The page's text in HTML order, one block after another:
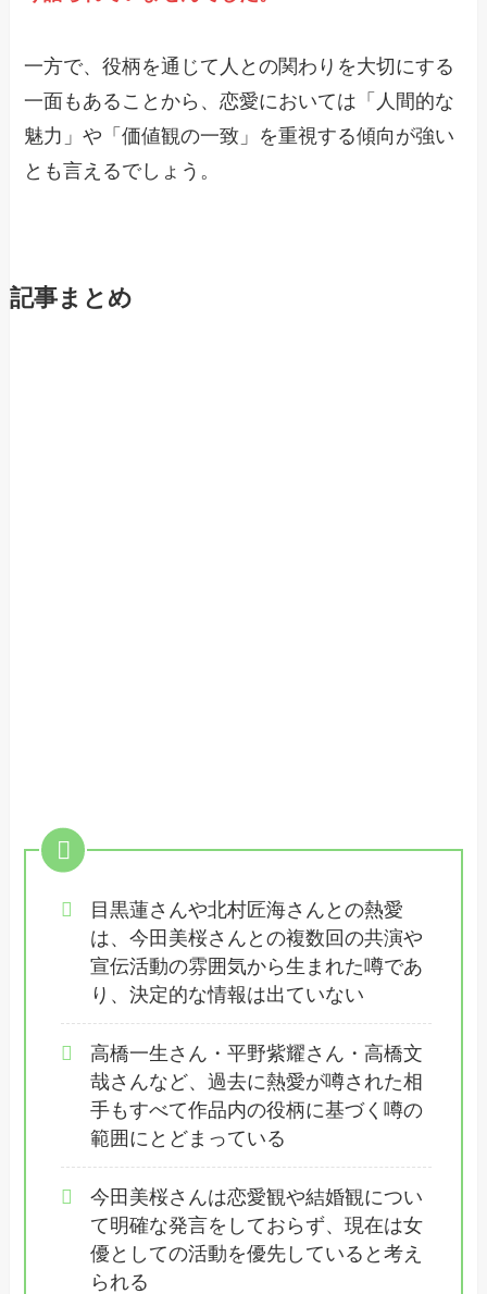
一方で、役柄を通じて人との関わりを大切にする
一面もあることから、恋愛においては「人間的な
魅力」や「価値観の一致」を重視する傾向が強い
とも言えるでしょう。
記事まとめ
目黒蓮さんや北村匠海さんとの熱愛
は、今田美桜さんとの複数回の共演や
宣伝活動の雰囲気から生まれた噂であ
り、決定的な情報は出ていない
高橋一生さん・平野紫耀さん・高橋文
哉さんなど、過去に熱愛が噂された相
手もすべて作品内の役柄に基づく噂の
範囲にとどまっている
今田美桜さんは恋愛観や結婚観につい
て明確な発言をしておらず、現在は女
優としての活動を優先していると考え
られる